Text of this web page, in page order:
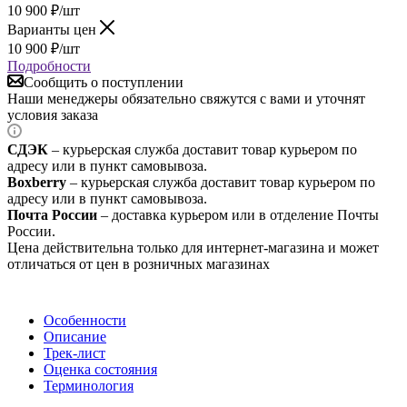
10 900 ₽/шт
Варианты цен
10 900 ₽/шт
Подробности
Сообщить о поступлении
Наши менеджеры обязательно свяжутся с вами и уточнят
условия заказа
СДЭК – курьерская служба доставит товар курьером по
адресу или в пункт самовывоза.
Boxberry – курьерская служба доставит товар курьером по
адресу или в пункт самовывоза.
Почта России – доставка курьером или в отделение Почты
России.
Цена действительна только для интернет-магазина и может
отличаться от цен в розничных магазинах
Особенности
Описание
Трек-лист
Оценка состояния
Терминология